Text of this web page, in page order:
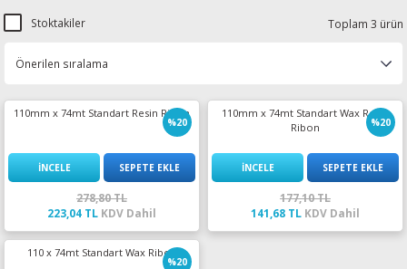
Stoktakiler Toplam 3 ürün
%20
110mm x 74mt Standart Resin Ribon
İNCELE SEPETE EKLE
278,80 TL
223,04 TL KDV Dahil
%20
110mm x 74mt Standart Wax Resin
Ribon
İNCELE SEPETE EKLE
177,10 TL
141,68 TL KDV Dahil
%20
110 x 74mt Standart Wax Ribon